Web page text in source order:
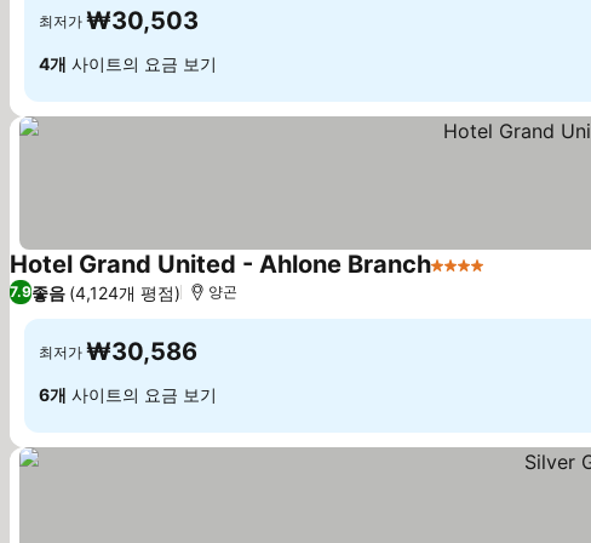
최저가 ₩30,503
4개 사이트의 요금 보기
Hotel Grand United - Ahlone Branch4 성급
7.9좋음 (4,124개 평점) 양곤
최저가 ₩30,586
6개 사이트의 요금 보기